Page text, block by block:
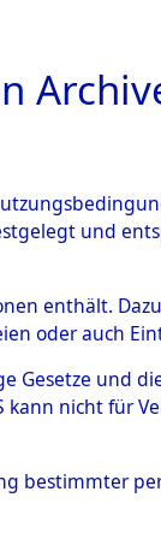
und
enthält.
oder auch
Gesetze und
kann nicht für
bestimmter